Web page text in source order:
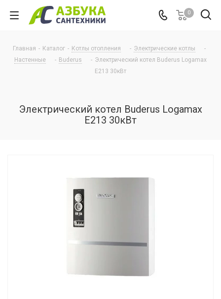
0
Главная - Каталог - Котлы отопления - Электрические котлы
-
Настенные
- Buderus - Электрический котел Buderus Logamax
E213 30кВт
Электрический котел Buderus Logamax
E213 30кВт